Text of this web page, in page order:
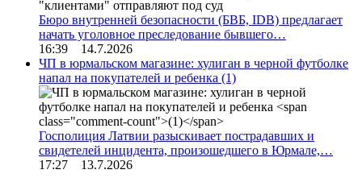
Бюро внутренней безопасности (БВБ, IDB) предлагает
начать уголовное преследование бывшего…
16:39 14.7.2026
ЧП в юрмальском магазине: хулиган в черной футболке
напал на покупателей и ребенка (1)
Госполиция Латвии разыскивает пострадавших и
свидетелей инцидента, произошедшего в Юрмале,…
17:27 13.7.2026